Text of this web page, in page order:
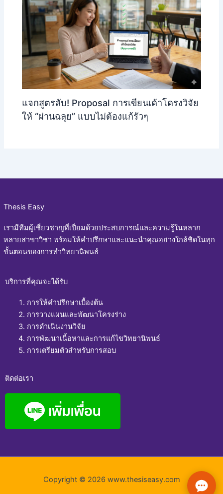
แจกสูตรลับ! Proposal การเขียนเค้าโครงวิจัย
ให้ “ผ่านฉลุย” แบบไม่ต้องแก้รัวๆ
Thesis Easy
เรามีทีมผู้เชี่ยวชาญที่เปี่ยมด้วยประสบการณ์และความรู้ในหลาก
หลายสาขาวิชา พร้อมให้คำปรึกษาและแนะนำคุณอย่างใกล้ชิดในทุก
ขั้นตอนของการทำวิทยานิพนธ์
บริการที่คุณจะได้รับ
การให้คำปรึกษาเบื้องต้น
การวางแผนและพัฒนาโครงร่าง
การดำเนินงานวิจัย
การพัฒนาเนื้อหาและการแก้ไขวิทยานิพนธ์
การเตรียมตัวสำหรับการสอบ
ติดต่อเรา
Copyright © 2026 www.thesiseasy.com